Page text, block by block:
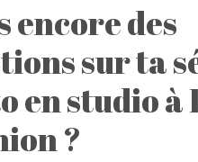
encore des
sur ta
en studio à
?